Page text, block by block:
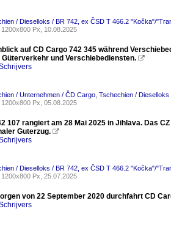
/ Dieselloks / BR 742, ex ČSD T 466.2 "Kočka"/
1200x800 Px, 10.08.2025
auf CD Cargo 742 345 während
Güterverkehr und Verschiebediensten. 
/ Unternehmen / ČD Cargo Tschechien /
1200x800 Px, 05.08.2025
107 rangiert am 28 Mai 2025 in Jihlava. Das
Guterzug. 
/ Dieselloks / BR 742, ex ČSD T 466.2 "Kočka"/
1200x800 Px, 25.07.2025
von 22 September 2020 durchfahrt CD